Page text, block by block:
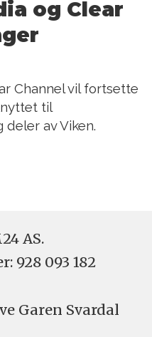
og Clear
Channel vil fortsette
til
deler av Viken.
AS.
928 093 182
Garen Svardal